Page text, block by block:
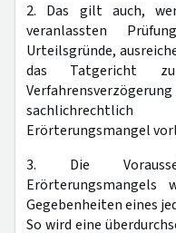
2. Das gilt auch,
veranlassten
Urteilsgründe,
das Tatgericht
Erörterungsmangel
3. Die
Erörterungsmangels
Gegebenheiten eines
So wird eine